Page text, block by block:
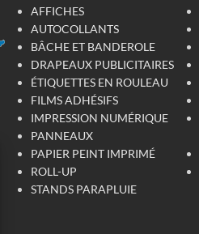
AFFICHES
AUTOCOLLANTS
BÂCHE ET BANDEROLE
DRAPEAUX PUBLICITAIRES
ÉTIQUETTES EN ROULEAU
FILMS ADHÉSIFS
IMPRESSION NUMÉRIQUE
PANNEAUX
PAPIER PEINT IMPRIMÉ
ROLL-UP
STANDS PARAPLUIE